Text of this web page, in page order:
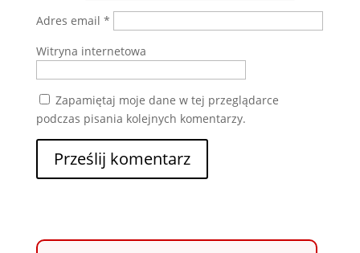
Adres email *
Witryna internetowa
Zapamiętaj moje dane w tej przeglądarce
podczas pisania kolejnych komentarzy.